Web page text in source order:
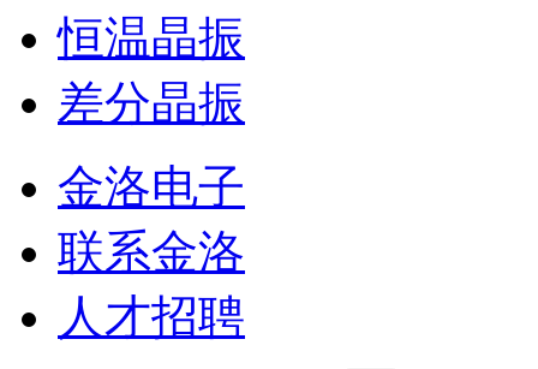
恒温晶振
差分晶振
金洛电子
联系金洛
人才招聘